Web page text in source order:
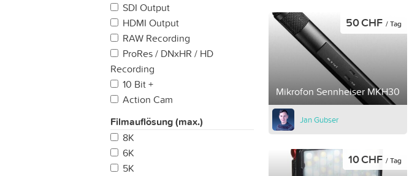
SDI Output
HDMI Output
RAW Recording
ProRes / DNxHR / HD
Recording
10 Bit +
Action Cam
Filmauflösung (max.)
8K
6K
5K
Mikrofon Sennheiser MKH30
50 CHF / Tag
Jan Gubser
10 CHF / Tag